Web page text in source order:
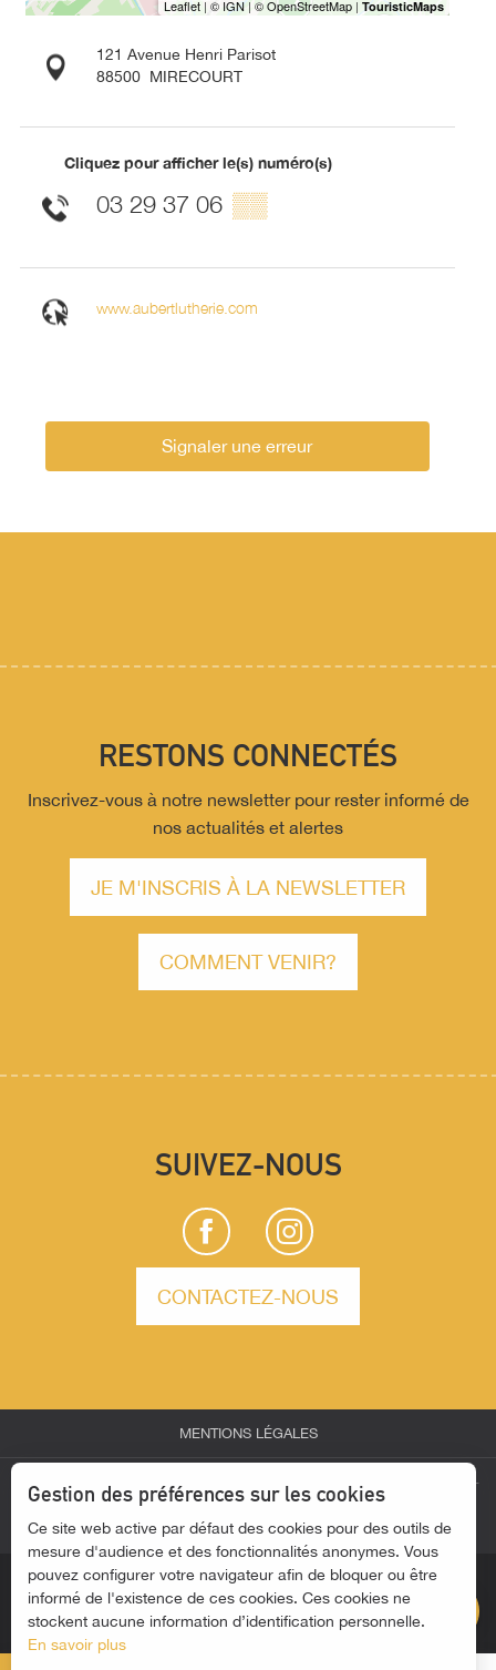
121 Avenue Henri Parisot
88500 MIRECOURT
Cliquez pour afficher le(s) numéro(s)
03 29 37 06 ▒▒
www.aubertlutherie.com
Signaler une erreur
RESTONS CONNECTÉS
Inscrivez-vous à notre newsletter pour rester informé de
nos actualités et alertes
JE M'INSCRIS À LA NEWSLETTER
COMMENT VENIR?
SUIVEZ-NOUS
CONTACTEZ-NOUS
MENTIONS LÉGALES
-
ACTUALITÉS - ACCESSIBILITÉ - SITE NON CONFORME
Gestion des préférences sur les cookies
Ce site web active par défaut des cookies pour des outils de
mesure d'audience et des fonctionnalités anonymes. Vous
pouvez configurer votre navigateur afin de bloquer ou être
informé de l'existence de ces cookies. Ces cookies ne
stockent aucune information d’identification personnelle.
En savoir plus